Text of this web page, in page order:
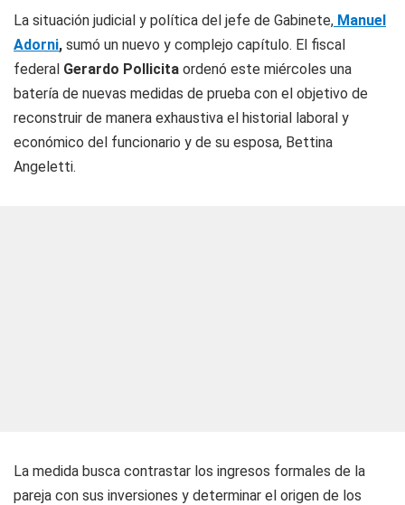
La situación judicial y política del jefe de Gabinete, Manuel
Adorni, sumó un nuevo y complejo capítulo. El fiscal
federal Gerardo Pollicita ordenó este miércoles una
batería de nuevas medidas de prueba con el objetivo de
reconstruir de manera exhaustiva el historial laboral y
económico del funcionario y de su esposa, Bettina
Angeletti.
La medida busca contrastar los ingresos formales de la
pareja con sus inversiones y determinar el origen de los